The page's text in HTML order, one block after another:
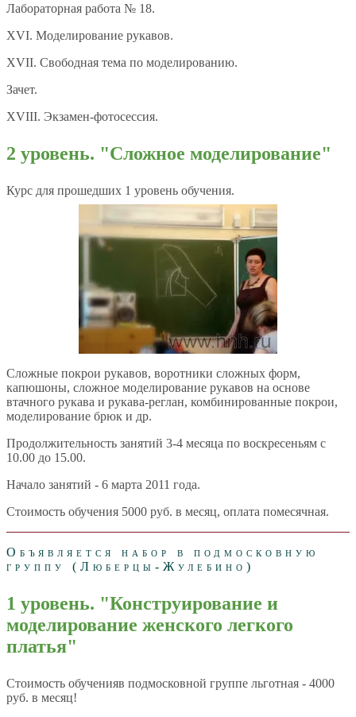
Лабораторная работа № 18.
XVI. Моделирование рукавов.
XVII. Свободная тема по моделированию.
Зачет.
XVIII. Экзамен-фотосессия.
2 уровень. "Сложное моделирование"
Курс для прошедших 1 уровень обучения.
Сложные покрои рукавов, воротники сложных форм,
капюшоны, сложное моделирование рукавов на основе
втачного рукава и рукава-реглан, комбинированные покрои,
моделирование брюк и др.
Продолжительность занятий 3-4 месяца по воскресеньям с
10.00 до 15.00.
Начало занятий - 6 марта 2011 года.
Стоимость обучения 5000 руб. в месяц, оплата помесячная.
Объявляется набор в подмосковную
группу (Люберцы-Жулебино)
1 уровень. "Конструирование и
моделирование женского легкого
платья"
Стоимость обученияв подмосковной группе льготная - 4000
руб. в месяц!